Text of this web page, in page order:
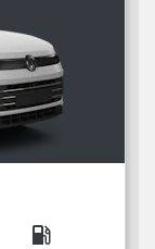
local_gas_station